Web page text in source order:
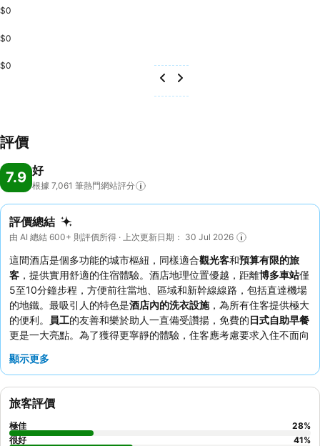
$0
$0
$0
評價
7.9 好
根據 7,061 筆熱門網站評分
評價總結
由 AI 總結 600+ 則評價所得 · 上次更新日期： 30 Jul 2026
這間酒店是個多功能的城市樞紐，同樣適合觀光客和預算有限的旅
客 ，提供實用舒適的住宿體驗。酒店地理位置優越，距離博多車站僅
5至10分鐘步程，方便前往當地、區域和新幹線線路，包括直達機場
的地鐵。最吸引人的特色是酒店內的洗衣設施，為所有住客提供極大
的便利。
員工的友善和樂於助人一直備受讚揚，免費的日式自助早餐
更是一大亮點。為了獲得更寧靜的體驗，住客應考慮要求入住不面向
顯示更多
旅客評價
極佳 28%
很好
41%